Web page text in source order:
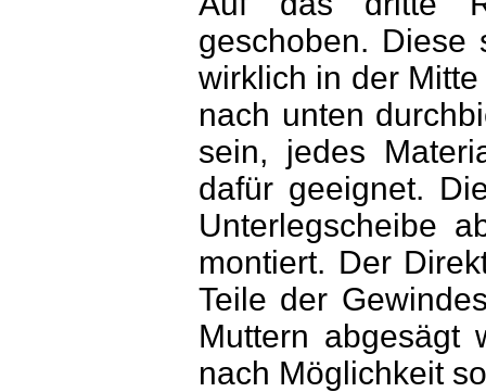
geschoben. Diese
wirklich in der
nach unten
sein, jedes
dafür geeignet.
Unterlegscheibe
montiert. Der
Teile der
Muttern abgesägt
nach Möglichkeit